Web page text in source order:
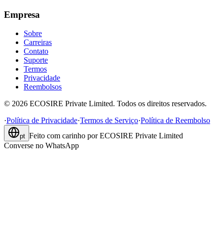
Empresa
Sobre
Carreiras
Contato
Suporte
Termos
Privacidade
Reembolsos
© 2026 ECOSIRE Private Limited. Todos os direitos reservados.
·Política de Privacidade·Termos de Serviço·Política de Reembolso
pt Feito com carinho por ECOSIRE Private Limited
Converse no WhatsApp